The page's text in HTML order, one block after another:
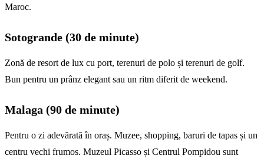
Maroc.
Sotogrande (30 de minute)
Zonă de resort de lux cu port, terenuri de polo și terenuri de golf.
Bun pentru un prânz elegant sau un ritm diferit de weekend.
Malaga (90 de minute)
Pentru o zi adevărată în oraș. Muzee, shopping, baruri de tapas și un
centru vechi frumos. Muzeul Picasso și Centrul Pompidou sunt